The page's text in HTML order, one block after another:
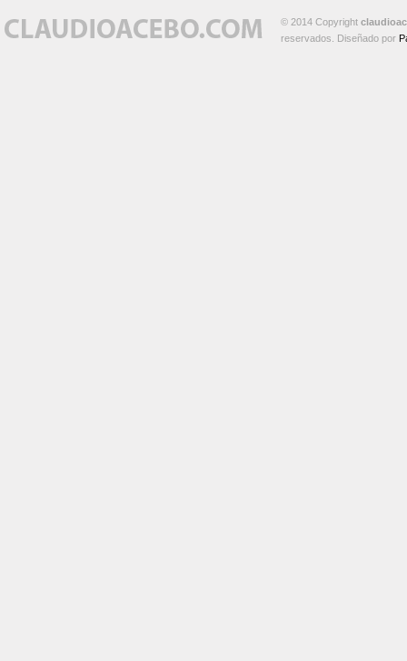
© 2014 Copyright
reservados. Diseñado por